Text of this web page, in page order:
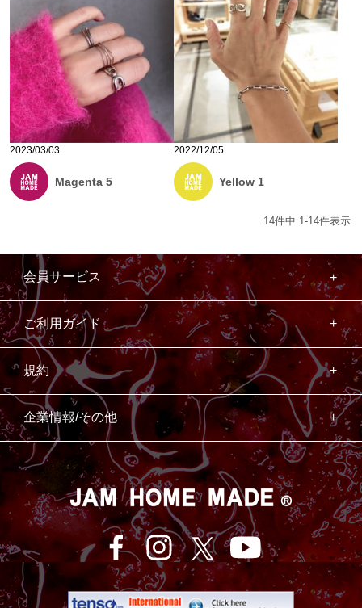
2023/03/03
Magenta 5
2022/12/05
Yellow 1
14件中 1-14件表示
会員サービス
ご利用ガイド
規約
企業情報/その他